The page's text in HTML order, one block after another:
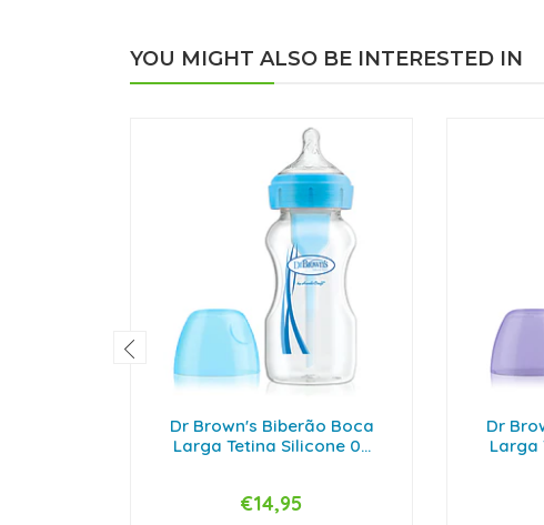
YOU MIGHT ALSO BE INTERESTED IN
Dr Brown's Biberão Boca
Larga Tetina Silicone 0...
VIEW OPTIONS
€14,95
Dr
Larga